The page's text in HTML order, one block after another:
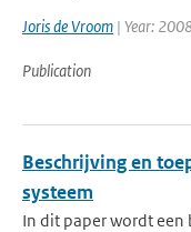
Joris de Vroom | Year:
Publication
Beschrijving en
systeem
In dit paper wordt een